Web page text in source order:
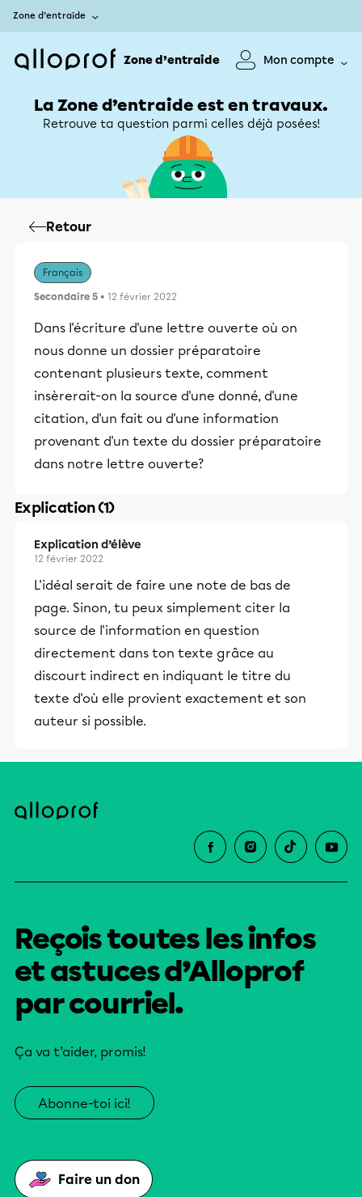
Zone d’entraide
Zone d’entraide Mon compte
La Zone d’entraide est en travaux.
Retrouve ta question parmi celles déjà posées!
Retour
Français
Secondaire 5 • 12 février 2022
Dans l'écriture d'une lettre ouverte où on
nous donne un dossier préparatoire
contenant plusieurs texte, comment
insèrerait-on la source d'une donné, d'une
citation, d'un fait ou d'une information
provenant d'un texte du dossier préparatoire
dans notre lettre ouverte?
Explication (1)
Explication d’élève
12 février 2022
L'idéal serait de faire une note de bas de
page. Sinon, tu peux simplement citer la
source de l'information en question
directement dans ton texte grâce au
discourt indirect en indiquant le titre du
texte d'où elle provient exactement et son
auteur si possible.
Reçois toutes les infos
et astuces d’Alloprof
par courriel.
Ça va t’aider, promis!
Abonne-toi ici!
Faire un don